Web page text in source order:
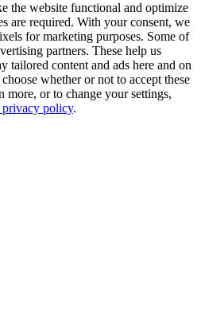
the website functional and optimize
are required. With your consent, we
for marketing purposes. Some of
partners. These help us
tailored content and ads here and on
whether or not to accept these
more, or to change your settings,
privacy policy.